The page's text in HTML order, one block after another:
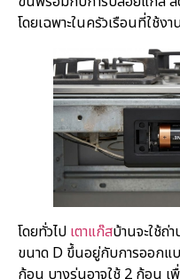
โดยเฉพาะในครัวเรือนที่ใช้ง
โดยทั่วไป เตาแก๊สบ้านจะใช้ถ่
ขนาด D ขึ้นอยู่กับการออกแ
ก้อน บางรุ่นอาจใช้ 2 ก้อน เ